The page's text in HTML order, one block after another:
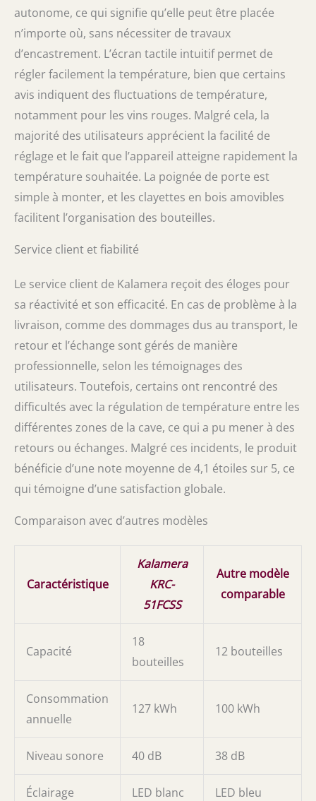
autonome, ce qui signifie qu’elle peut être placée
n’importe où, sans nécessiter de travaux
d’encastrement. L’écran tactile intuitif permet de
régler facilement la température, bien que certains
avis indiquent des fluctuations de température,
notamment pour les vins rouges. Malgré cela, la
majorité des utilisateurs apprécient la facilité de
réglage et le fait que l’appareil atteigne rapidement la
température souhaitée. La poignée de porte est
simple à monter, et les clayettes en bois amovibles
facilitent l’organisation des bouteilles.
Service client et fiabilité
Le service client de Kalamera reçoit des éloges pour
sa réactivité et son efficacité. En cas de problème à la
livraison, comme des dommages dus au transport, le
retour et l’échange sont gérés de manière
professionnelle, selon les témoignages des
utilisateurs. Toutefois, certains ont rencontré des
difficultés avec la régulation de température entre les
différentes zones de la cave, ce qui a pu mener à des
retours ou échanges. Malgré ces incidents, le produit
bénéficie d’une note moyenne de 4,1 étoiles sur 5, ce
qui témoigne d’une satisfaction globale.
Comparaison avec d’autres modèles
Caractéristique
Kalamera
KRC-
51FCSS
Autre modèle
comparable
Capacité
18
bouteilles
12 bouteilles
Consommation
annuelle
127 kWh 100 kWh
Niveau sonore 40 dB 38 dB
Éclairage LED blanc LED bleu